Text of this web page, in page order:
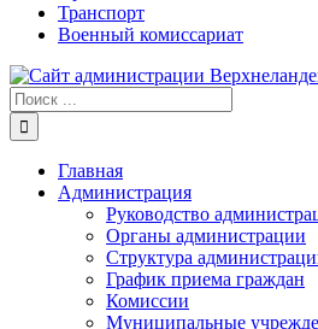
Транспорт
Военный комиссариат
Результат
поиска:
Главная
Администрация
Руководство
Органы администрации
Структура
График приема граждан
Комиссии
Муниципальные